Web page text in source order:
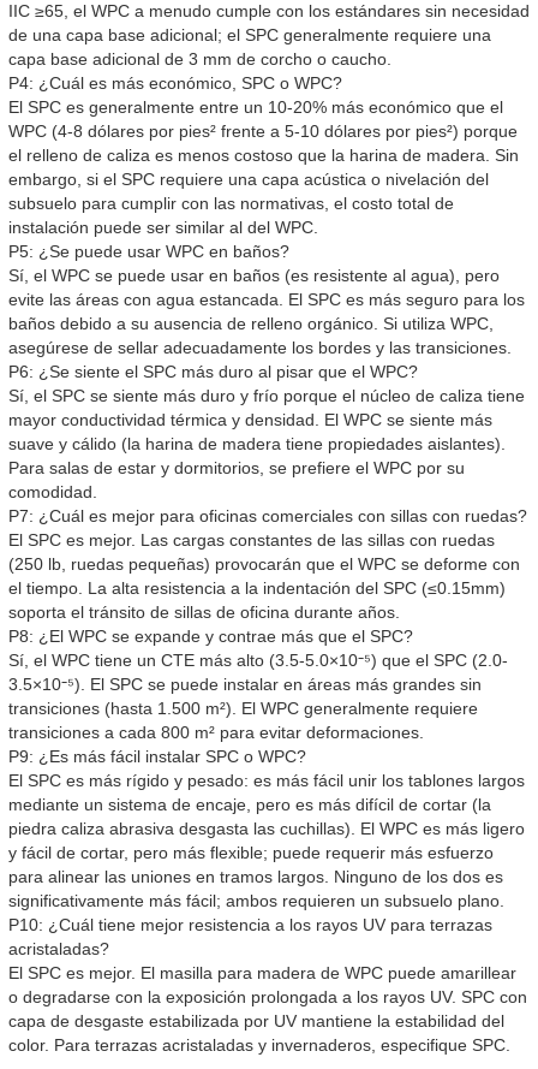
IIC ≥65, el WPC a menudo cumple con los estándares sin necesidad
de una capa base adicional; el SPC generalmente requiere una
capa base adicional de 3 mm de corcho o caucho.
P4: ¿Cuál es más económico, SPC o WPC?
El SPC es generalmente entre un 10-20% más económico que el
WPC (4-8 dólares por pies² frente a 5-10 dólares por pies²) porque
el relleno de caliza es menos costoso que la harina de madera. Sin
embargo, si el SPC requiere una capa acústica o nivelación del
subsuelo para cumplir con las normativas, el costo total de
instalación puede ser similar al del WPC.
P5: ¿Se puede usar WPC en baños?
Sí, el WPC se puede usar en baños (es resistente al agua), pero
evite las áreas con agua estancada. El SPC es más seguro para los
baños debido a su ausencia de relleno orgánico. Si utiliza WPC,
asegúrese de sellar adecuadamente los bordes y las transiciones.
P6: ¿Se siente el SPC más duro al pisar que el WPC?
Sí, el SPC se siente más duro y frío porque el núcleo de caliza tiene
mayor conductividad térmica y densidad. El WPC se siente más
suave y cálido (la harina de madera tiene propiedades aislantes).
Para salas de estar y dormitorios, se prefiere el WPC por su
comodidad.
P7: ¿Cuál es mejor para oficinas comerciales con sillas con ruedas?
El SPC es mejor. Las cargas constantes de las sillas con ruedas
(250 lb, ruedas pequeñas) provocarán que el WPC se deforme con
el tiempo. La alta resistencia a la indentación del SPC (≤0.15mm)
soporta el tránsito de sillas de oficina durante años.
P8: ¿El WPC se expande y contrae más que el SPC?
Sí, el WPC tiene un CTE más alto (3.5-5.0×10⁻⁵) que el SPC (2.0-
3.5×10⁻⁵). El SPC se puede instalar en áreas más grandes sin
transiciones (hasta 1.500 m²). El WPC generalmente requiere
transiciones a cada 800 m² para evitar deformaciones.
P9: ¿Es más fácil instalar SPC o WPC?
El SPC es más rígido y pesado: es más fácil unir los tablones largos
mediante un sistema de encaje, pero es más difícil de cortar (la
piedra caliza abrasiva desgasta las cuchillas). El WPC es más ligero
y fácil de cortar, pero más flexible; puede requerir más esfuerzo
para alinear las uniones en tramos largos. Ninguno de los dos es
significativamente más fácil; ambos requieren un subsuelo plano.
P10: ¿Cuál tiene mejor resistencia a los rayos UV para terrazas
acristaladas?
El SPC es mejor. El masilla para madera de WPC puede amarillear
o degradarse con la exposición prolongada a los rayos UV. SPC con
capa de desgaste estabilizada por UV mantiene la estabilidad del
color. Para terrazas acristaladas y invernaderos, especifique SPC.